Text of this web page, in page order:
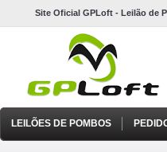
Site Oficial GPLoft - Leilão de
LEILÕES DE POMBOS